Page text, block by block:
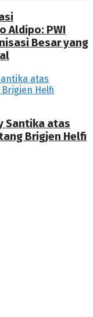
Aldipo: PWI
Besar yang
Santika atas
Brigjen Helfi